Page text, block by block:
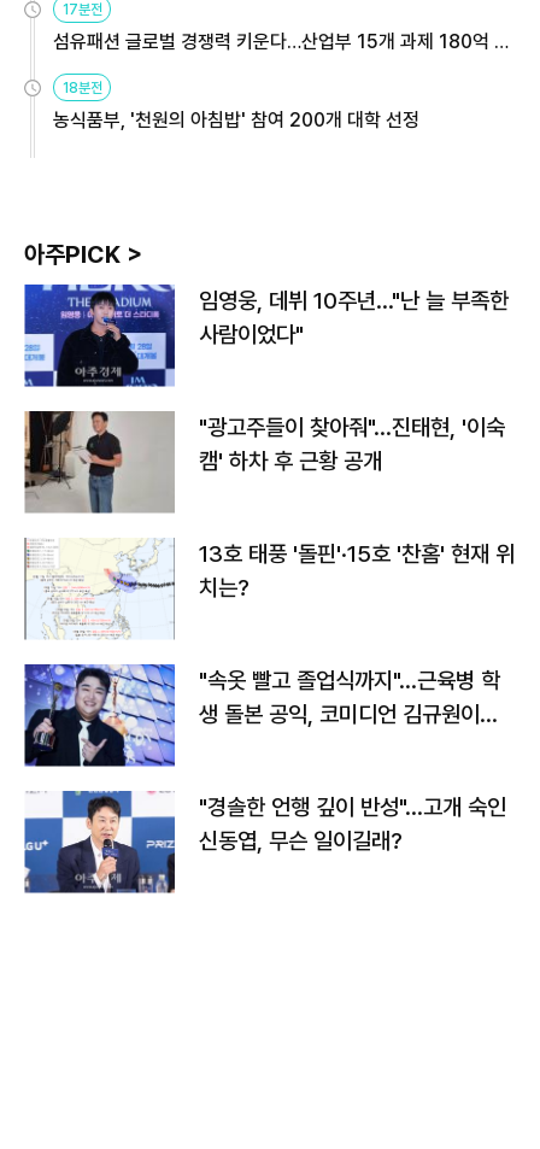
17분전
섬유패션 글로벌 경쟁력 키운다…산업부 15개 과제 180억 지
원
18분전
농식품부, '천원의 아침밥' 참여 200개 대학 선정
아주PICK >
임영웅, 데뷔 10주년…"난 늘 부족한
사람이었다"
"광고주들이 찾아줘"…진태현, '이숙
캠' 하차 후 근황 공개
13호 태풍 '돌핀'·15호 '찬홈' 현재 위
치는?
"속옷 빨고 졸업식까지"…근육병 학
생 돌본 공익, 코미디언 김규원이었
"경솔한 언행 깊이 반성"…고개 숙인
신동엽, 무슨 일이길래?